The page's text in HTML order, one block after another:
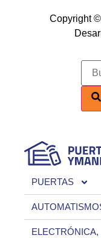
Copyright
PUERTAS